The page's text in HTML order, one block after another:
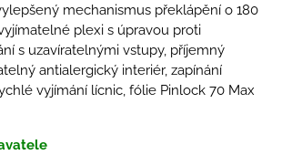
mechanismus překlápění o 180
plexi s úpravou proti
s uzavíratelnými vstupy, příjemný
antialergický interiér, zapínání
vyjímání lícnic, fólie Pinlock 70 Max